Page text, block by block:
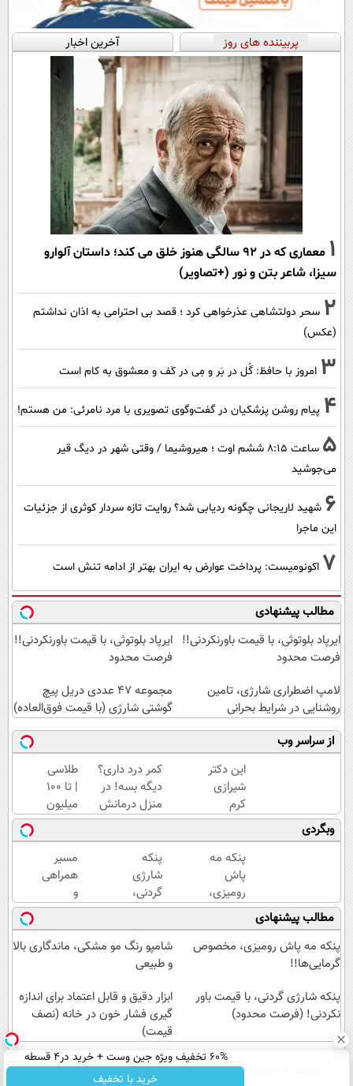
پربیننده های روز آخرین اخبار
1
معماری که در 92 سالگی هنوز خلق می کند؛ داستان آلوارو
سیزا، شاعر بتن و نور (+تصاویر)
2 سحر دولتشاهی عذرخواهی کرد ؛ قصد بی احترامی به اذان نداشتم
(عکس)
3 امروز با حافظ: گُل در بَر و مِی در کَف و معشوق به کام است
4 پیام روشن پزشکیان در گفت‌و‌گوی تصویری با مرد نامرئی: من هستم!
5
ساعت ۸:۱۵ ششم اوت ؛ هیروشیما / وقتی شهر در دیگ قیر
می‌جوشید
6 شهید لاریجانی چگونه ردیابی شد؟ روایت تازه سردار کوثری از جزئیات
این ماجرا
7 اکونومیست: پرداخت عوارض به ایران بهتر از ادامه تنش است
مطالب پیشنهادی
ایرپاد بلوتوثی، با قیمت باورنکردنی!!
فرصت محدود
ایرپاد بلوتوثی، با قیمت باورنکردنی!!
فرصت محدود
لامپ اضطراری شارژی، تامین
روشنایی در شرایط بحرانی
مجموعه 47 عددی دریل پیچ
گوشتی شارژی‌ (با قیمت فوق‌العاده)
از سراسر وب
این دکتر
شیرازی
کرم
ترمیم
زخم
ایرانی را
ساخت!!!
کمر درد داری؟
دیگه بسه! در
منزل درمانش
کن
(◀پرسش‌نامه)
طلاسی
| تا 100
میلیون
وام
آنی
خرید
طلا💰
ثبت
نام
کن!
وبگردی
پنکه مه
پاش
رومیزی،
مخصوص
گرمایی‌ها!!
پنکه
شارژی
گردنی،
با
قیمت
باور
نکردنی!
محدود)
مسیر
همراهی
و
گزارش
عملکرد
گروه
۱۴۰۴
مطالب پیشنهادی
پنکه مه پاش رومیزی، مخصوص
گرمایی‌ها!!
شامپو رنگ مو مشکی، ماندگاری بالا
و طبیعی
پنکه شارژی گردنی، با قیمت باور
نکردنی! (فرصت محدود)
ابزار دقیق و قابل اعتماد برای اندازه
گیری فشار خون در خانه (نصف
قیمت)
60% تخفیف ویژه جین وست + خرید در4 قسطه
خرید با تخفیف
عصر ایران۲ درباره عصرایران تماس با ما